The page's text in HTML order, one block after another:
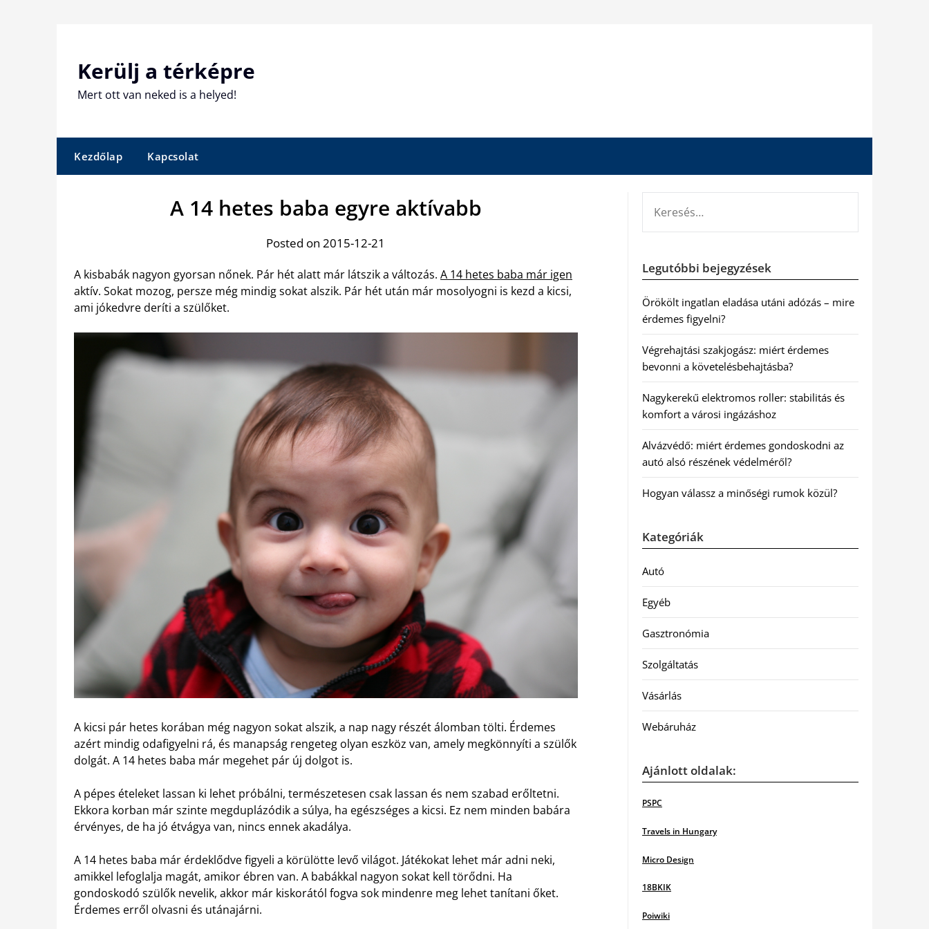
Kerülj a térképre
Mert ott van neked is a helyed!
Kezdőlap Kapcsolat
A 14 hetes baba egyre aktívabb
Posted on 2015-12-21
A kisbabák nagyon gyorsan nőnek. Pár hét alatt már látszik a változás. A 14 hetes baba már igen
aktív. Sokat mozog, persze még mindig sokat alszik. Pár hét után már mosolyogni is kezd a kicsi,
ami jókedvre deríti a szülőket.
A kicsi pár hetes korában még nagyon sokat alszik, a nap nagy részét álomban tölti. Érdemes
azért mindig odafigyelni rá, és manapság rengeteg olyan eszköz van, amely megkönnyíti a szülők
dolgát. A 14 hetes baba már megehet pár új dolgot is.
A pépes ételeket lassan ki lehet próbálni, természetesen csak lassan és nem szabad erőltetni.
Ekkora korban már szinte megduplázódik a súlya, ha egészséges a kicsi. Ez nem minden babára
érvényes, de ha jó étvágya van, nincs ennek akadálya.
A 14 hetes baba már érdeklődve figyeli a körülötte levő világot. Játékokat lehet már adni neki,
amikkel lefoglalja magát, amikor ébren van. A babákkal nagyon sokat kell törődni. Ha
gondoskodó szülők nevelik, akkor már kiskorától fogva sok mindenre meg lehet tanítani őket.
Érdemes erről olvasni és utánajárni.
Legutóbbi bejegyzések
Örökölt ingatlan eladása utáni adózás – mire
érdemes figyelni?
Végrehajtási szakjogász: miért érdemes
bevonni a követelésbehajtásba?
Nagykerekű elektromos roller: stabilitás és
komfort a városi ingázáshoz
Alvázvédő: miért érdemes gondoskodni az
autó alsó részének védelméről?
Hogyan válassz a minőségi rumok közül?
Kategóriák
Autó
Egyéb
Gasztronómia
Szolgáltatás
Vásárlás
Webáruház
Ajánlott oldalak:
PSPC
Travels in Hungary
Micro Design
18BKIK
Poiwiki